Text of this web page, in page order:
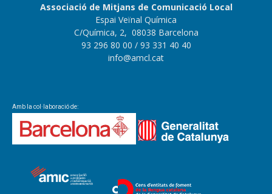
Associació de Mitjans de Comunicació Local
Espai Veïnal Química
C/Química, 2, 08038 Barcelona
93 296 80 00 / 93 331 40 40
info@amcl.cat
Amb la col·laboració de: